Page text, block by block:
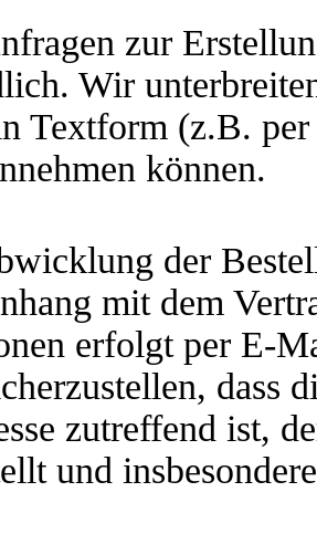
zur
Wir
Textform (z.B.
können.
der
mit dem
erfolgt per E-
dass
zutreffend ist,
und